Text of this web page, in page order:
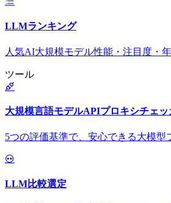
LLMランキング
人気AI大規模モデル性能・注目度・
ツール
大規模言語モデルAPIプロキシチェッ
5つの評価基準で、安心できる大模型
LLM比較選定